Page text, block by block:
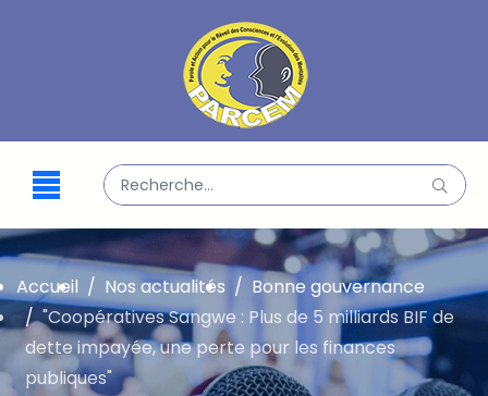
Valider
Accueil Nos actualités
Bonne gouvernance
"Coopératives Sangwe : Plus de 5 milliards BIF de
dette impayée, une perte pour les finances
publiques"